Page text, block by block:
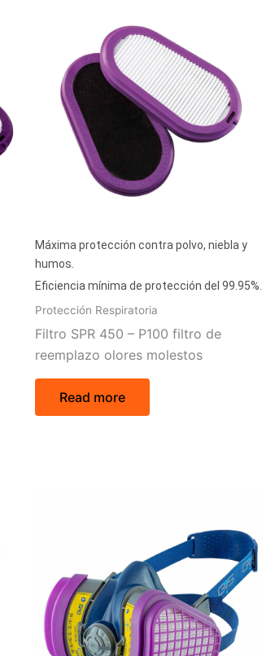
Máxima protección contra polvo, niebla y
humos.
Eficiencia mínima de protección del 99.95%.
Protección Respiratoria
Filtro SPR 450 – P100 filtro de
reemplazo olores molestos
Read more